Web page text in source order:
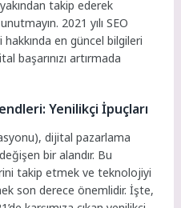
takip ederek
2021 yılı SEO
en güncel bilgileri
başarınızı artırmada
Yenilikçi İpuçları
dijital pazarlama
bir alandır. Bu
takip etmek ve teknolojiyi
son derece önemlidir. İşte,